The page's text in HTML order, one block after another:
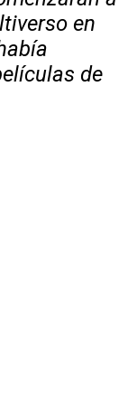
en
de